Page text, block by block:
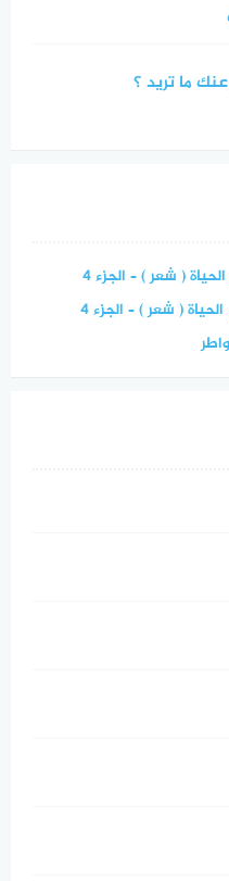
ما تريد ؟
( شعر ) – الجزء 4
( شعر ) – الجزء 4